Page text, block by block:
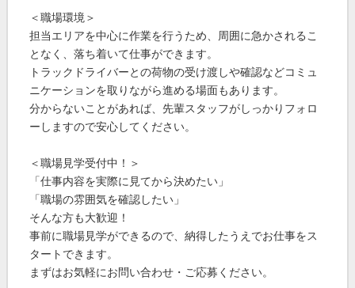
＜職場環境＞
担当エリアを中心に作業を行うため、周囲に急かされるこ
となく、落ち着いて仕事ができます。
トラックドライバーとの荷物の受け渡しや確認などコミュ
ニケーションを取りながら進める場面もあります。
分からないことがあれば、先輩スタッフがしっかりフォロ
ーしますので安心してください。
＜職場見学受付中！＞
「仕事内容を実際に見てから決めたい」
「職場の雰囲気を確認したい」
そんな方も大歓迎！
事前に職場見学ができるので、納得したうえでお仕事をス
タートできます。
まずはお気軽にお問い合わせ・ご応募ください。